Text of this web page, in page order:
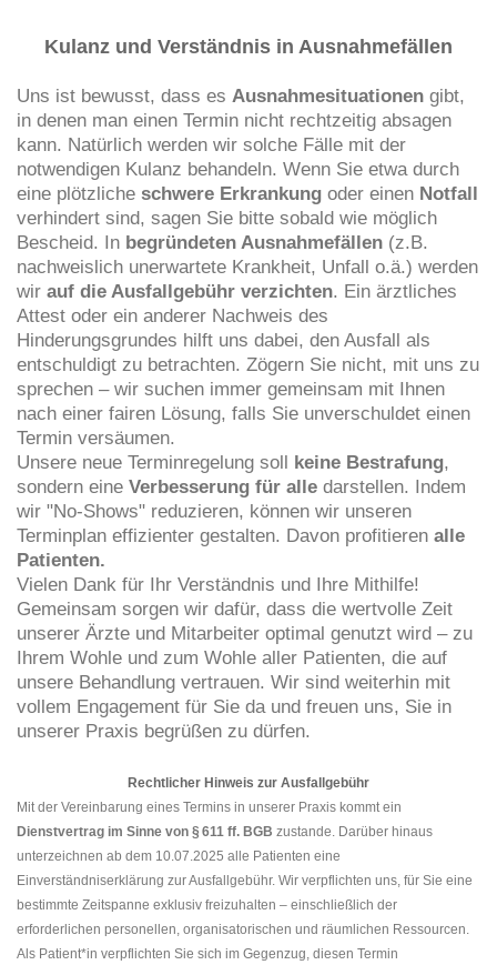
Kulanz und Verständnis in Ausnahmefällen
Uns ist bewusst, dass es Ausnahmesituationen gibt,
in denen man einen Termin nicht rechtzeitig absagen
kann. Natürlich werden wir solche Fälle mit der
notwendigen Kulanz behandeln. Wenn Sie etwa durch
eine plötzliche schwere Erkrankung oder einen Notfall
verhindert sind, sagen Sie bitte sobald wie möglich
Bescheid. In begründeten Ausnahmefällen (z.B.
nachweislich unerwartete Krankheit, Unfall o.ä.) werden
wir auf die Ausfallgebühr verzichten. Ein ärztliches
Attest oder ein anderer Nachweis des
Hinderungsgrundes hilft uns dabei, den Ausfall als
entschuldigt zu betrachten. Zögern Sie nicht, mit uns zu
sprechen – wir suchen immer gemeinsam mit Ihnen
nach einer fairen Lösung, falls Sie unverschuldet einen
Termin versäumen.
Unsere neue Terminregelung soll keine Bestrafung,
sondern eine Verbesserung für alle darstellen. Indem
wir "No-Shows" reduzieren, können wir unseren
Terminplan effizienter gestalten. Davon profitieren alle
Patienten.
Vielen Dank für Ihr Verständnis und Ihre Mithilfe!
Gemeinsam sorgen wir dafür, dass die wertvolle Zeit
unserer Ärzte und Mitarbeiter optimal genutzt wird – zu
Ihrem Wohle und zum Wohle aller Patienten, die auf
unsere Behandlung vertrauen. Wir sind weiterhin mit
vollem Engagement für Sie da und freuen uns, Sie in
unserer Praxis begrüßen zu dürfen.
Rechtlicher Hinweis zur Ausfallgebühr
Mit der Vereinbarung eines Termins in unserer Praxis kommt ein
Dienstvertrag im Sinne von § 611 ff. BGB zustande. Darüber hinaus
unterzeichnen ab dem 10.07.2025 alle Patienten eine
Einverständniserklärung zur Ausfallgebühr. Wir verpflichten uns, für Sie eine
bestimmte Zeitspanne exklusiv freizuhalten – einschließlich der
erforderlichen personellen, organisatorischen und räumlichen Ressourcen.
Als Patient*in verpflichten Sie sich im Gegenzug, diesen Termin